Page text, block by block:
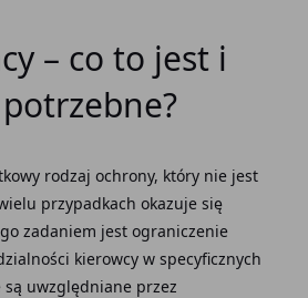
– co to jest i
rodzaj ochrony, który nie jest
przypadkach okazuje się
zadaniem jest ograniczenie
kierowcy w specyficznych
uwzględniane przez